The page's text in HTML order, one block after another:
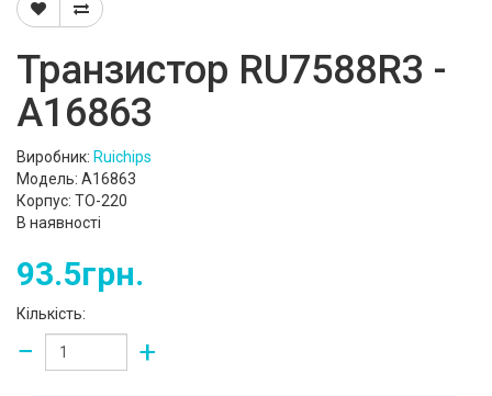
Транзистор RU7588R3 -
A16863
Виробник: Ruichips
Модель: A16863
Корпус: TO-220
В наявності
93.5грн.
Кількість:
− +